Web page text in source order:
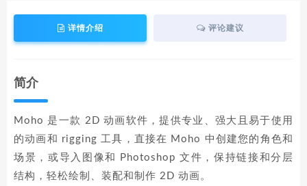
详情介绍 评论建议
简介
Moho 是一款 2D 动画软件，提供专业、强大且易于使用
的动画和 rigging 工具，直接在 Moho 中创建您的角色和
场景，或导入图像和 Photoshop 文件，保持链接和分层
结构，轻松绘制、装配和制作 2D 动画。